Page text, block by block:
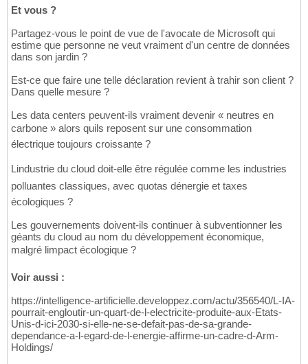
Et vous ?
Partagez-vous le point de vue de l'avocate de Microsoft qui
estime que personne ne veut vraiment d'un centre de données
dans son jardin ?
Est-ce que faire une telle déclaration revient à trahir son client ?
Dans quelle mesure ?
Les data centers peuvent-ils vraiment devenir « neutres en
carbone » alors quils reposent sur une consommation
électrique toujours croissante ?
Lindustrie du cloud doit-elle être régulée comme les industries
polluantes classiques, avec quotas dénergie et taxes
écologiques ?
Les gouvernements doivent-ils continuer à subventionner les
géants du cloud au nom du développement économique,
malgré limpact écologique ?
Voir aussi :
https://intelligence-artificielle.developpez.com/actu/356540/L-IA-
pourrait-engloutir-un-quart-de-l-electricite-produite-aux-Etats-
Unis-d-ici-2030-si-elle-ne-se-defait-pas-de-sa-grande-
dependance-a-l-egard-de-l-energie-affirme-un-cadre-d-Arm-
Holdings/